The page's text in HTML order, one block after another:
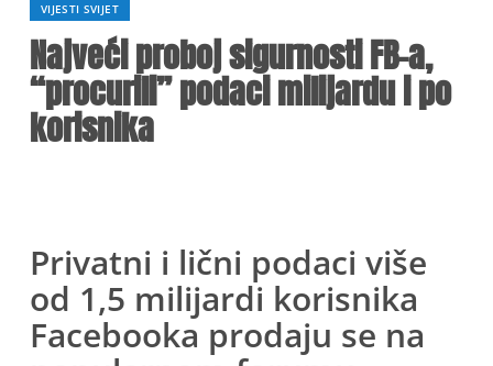
VIJESTI SVIJET
Najveći proboj sigurnosti FB-a,
“procurili” podaci milijardu i po
korisnika
Privatni i lični podaci više
od 1,5 milijardi korisnika
Facebooka prodaju se na